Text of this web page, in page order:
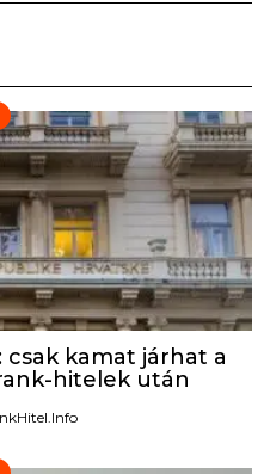
kamat járhat a
hitelek után